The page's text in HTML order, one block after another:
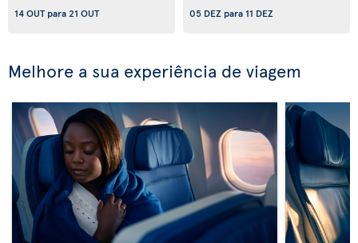
14 OUTpara21 OUT
05 DEZ para 11 DEZ
Melhore a sua experiência de viagem